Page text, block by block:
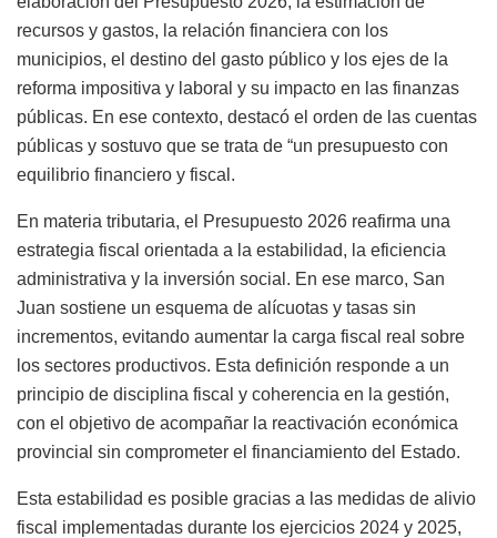
recursos y gastos, la relación financiera con los
municipios, el destino del gasto público y los ejes de la
reforma impositiva y laboral y su impacto en las finanzas
públicas. En ese contexto, destacó el orden de las cuentas
públicas y sostuvo que se trata de “un presupuesto con
equilibrio financiero y fiscal.
En materia tributaria, el Presupuesto 2026 reafirma una
estrategia fiscal orientada a la estabilidad, la eficiencia
administrativa y la inversión social. En ese marco, San
Juan sostiene un esquema de alícuotas y tasas sin
incrementos, evitando aumentar la carga fiscal real sobre
los sectores productivos. Esta definición responde a un
principio de disciplina fiscal y coherencia en la gestión,
con el objetivo de acompañar la reactivación económica
provincial sin comprometer el financiamiento del Estado.
Esta estabilidad es posible gracias a las medidas de alivio
fiscal implementadas durante los ejercicios 2024 y 2025,